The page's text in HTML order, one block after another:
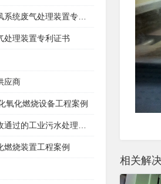
相关解
废气处理装置专利证书
处理装置专利证书
应商
氧化燃烧设备工程案例
过的工业污水处理设备
燃烧装置工程案例